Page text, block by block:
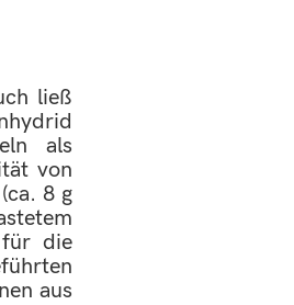
ließ
als
von
8 g
für die
aus